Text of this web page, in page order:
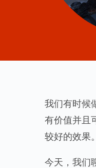
我们有时候
有价值并且
较好的效果
今天，我们